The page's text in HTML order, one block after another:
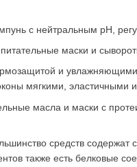
с нейтральным pH,
маски и
и
мягкими,
масла и маски с
средств содержат
также есть белковые